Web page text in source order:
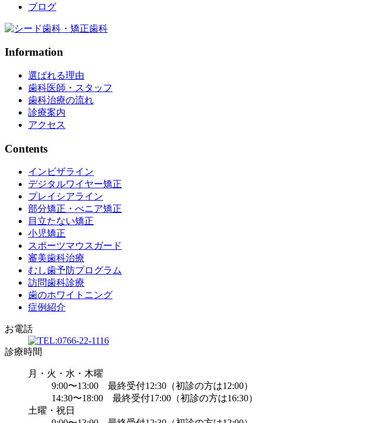
ブログ
Information
選ばれる理由
歯科医師・スタッフ
歯科治療の流れ
診療案内
アクセス
Contents
インビザライン
デジタルワイヤー矯正
プレイシアライン
部分矯正・べニア矯正
目立たない矯正
小児矯正
スポーツマウスガード
審美歯科治療
むし歯予防プログラム
訪問歯科診療
歯のホワイトニング
症例紹介
お電話
診療時間
月・火・水・木曜
9:00〜13:00 最終受付12:30（初診の方は12:00）
14:30〜18:00 最終受付17:00（初診の方は16:30）
土曜・祝日